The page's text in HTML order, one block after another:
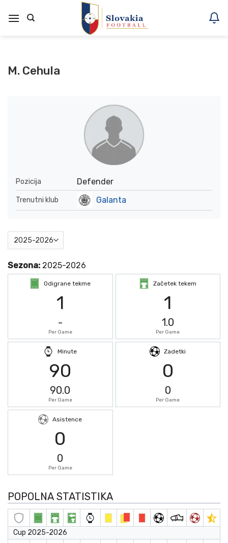
na
M. Cehula
Pozicija Defender
Trenutni klub Galanta
Sezona: 2025-2026
Odigrane tekme
1
-
Per Game
Začetek tekem
1
1.0
Per Game
Minute
90
90.0
Per Game
Zadetki
0
0
Per Game
Asistence
0
0
Per Game
POPOLNA STATISTIKA
Cup 2025-2026